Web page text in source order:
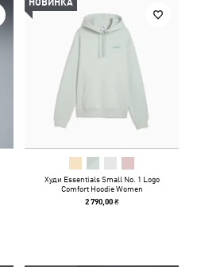
НОВИНКА
Худи Essentials Small No. 1 Logo
Comfort Hoodie Women
2 790,00 ₴